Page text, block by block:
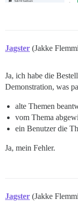
Jagster (Jakke
Ja, ich habe die
Demonstration, was
alte Themen
vom Thema
ein Benutzer die
Ja, mein Fehler.
Jagster (Jakke